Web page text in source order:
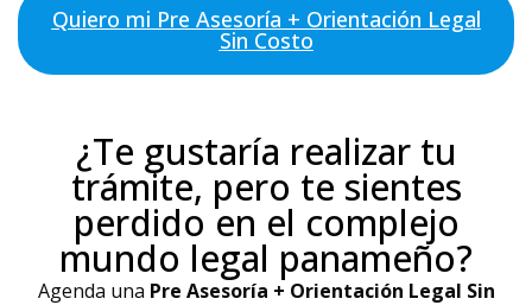
Quiero mi Pre Asesoría + Orientación Legal
Sin Costo
¿Te gustaría realizar tu
trámite, pero te sientes
perdido en el complejo
mundo legal panameño?
Agenda una Pre Asesoría + Orientación Legal Sin